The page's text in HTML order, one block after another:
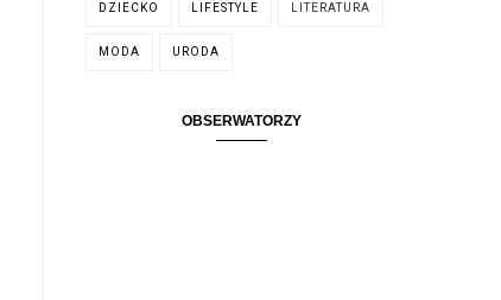
DZIECKO LIFESTYLE LITERATURA
MODA URODA
OBSERWATORZY